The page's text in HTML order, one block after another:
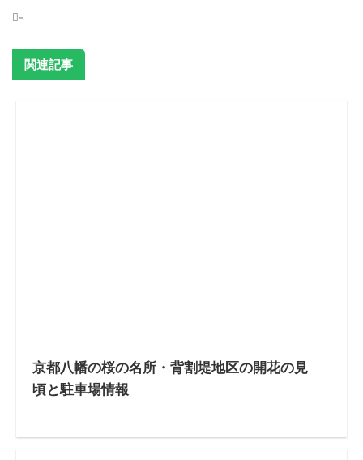
-
関連記事
京都八幡の桜の名所・背割堤地区の開花の見
頃と駐車場情報